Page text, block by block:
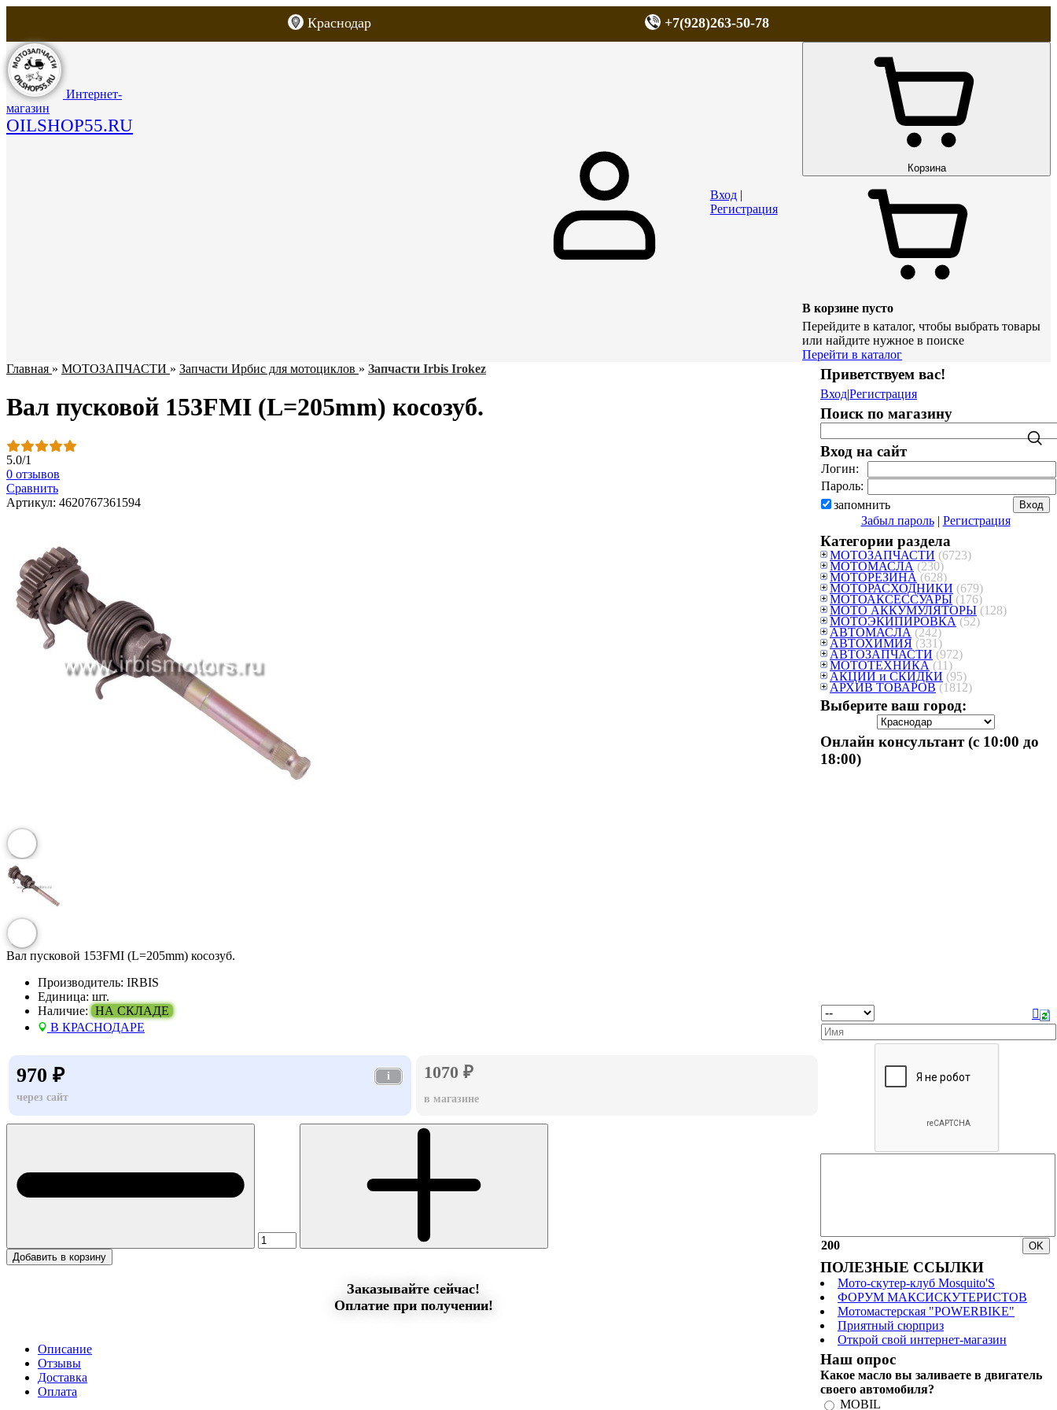
Краснодар +7(928)263-50-78
Интернет-
магазин
OILSHOP55.RU
ДОСТАВКА
Вход|
Регистрация
Корзина
В корзине пусто
Перейдите в каталог, чтобы выбрать товары
или найдите нужное в поиске
Перейти в каталог
Главная » МОТОЗАПЧАСТИ » Запчасти Ирбис для мотоциклов » Запчасти Irbis Irokez
Вал пусковой 153FMI (L=205mm) косозуб.
5.0/1
0 отзывов
Сравнить
Артикул: 4620767361594
Вал пусковой 153FMI (L=205mm) косозуб.
Производитель: IRBIS
Единица: шт.
Наличие: НА СКЛАДЕ
В КРАСНОДАРЕ
970 ₽
i
через сайт
1070 ₽
в магазине
Добавить в корзину
Заказывайте сейчас!
Оплатие при получении!
Описание
Отзывы
Доставка
Оплата
Приветствуем вас!
Вход|Регистрация
Поиск по магазину
Вход на сайт
Логин:
Пароль:
запомнить
Забыл пароль| Регистрация
Категории раздела
МОТОЗАПЧАСТИ (6723)
МОТОМАСЛА (230)
МОТОРЕЗИНА (628)
МОТОРАСХОДНИКИ (679)
МОТОАКСЕССУАРЫ (176)
МОТО АККУМУЛЯТОРЫ (128)
МОТОЭКИПИРОВКА (52)
АВТОМАСЛА (242)
АВТОХИМИЯ (331)
АВТОЗАПЧАСТИ (972)
МОТОТЕХНИКА (11)
АКЦИИ и СКИДКИ (95)
АРХИВ ТОВАРОВ (1812)
Выберите ваш город:
Онлайн консультант (с 10:00 до
18:00)
200
ПОЛЕЗНЫЕ ССЫЛКИ
Мото-скутер-клуб Mosquito'S
ФОРУМ МАКСИСКУТЕРИСТОВ
Мотомастерская "POWERBIKE"
Приятный сюрприз
Открой свой интернет-магазин
Наш опрос
Какое масло вы заливаете в двигатель
своего автомобиля?
MOBIL